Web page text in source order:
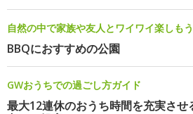
自然の中で家族や友人とワイワイ楽しもう
BBQにおすすめの公園
GWおうちでの過ごし方ガイド
最大12連休のおうち時間を充実させ